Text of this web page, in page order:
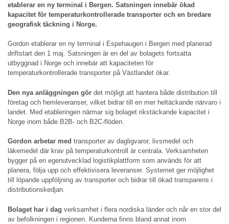
etablerar en ny terminal i Bergen. Satsningen innebär ökad
kapacitet för temperaturkontrollerade transporter och en bredare
geografisk täckning i Norge.
Gordon etablerar en ny terminal i Espehaugen i Bergen med planerad
driftstart den 1 maj. Satsningen är en del av bolagets fortsatta
utbyggnad i Norge och innebär att kapaciteten för
temperaturkontrollerade transporter på Västlandet ökar.
Den nya anläggningen gör det möjligt att hantera både distribution till
företag och hemleveranser, vilket bidrar till en mer heltäckande närvaro i
landet. Med etableringen närmar sig bolaget rikstäckande kapacitet i
Norge inom både B2B- och B2C-flöden.
Gordon arbetar med transporter av dagligvaror, livsmedel och
läkemedel där krav på temperaturkontroll är centrala. Verksamheten
bygger på en egenutvecklad logistikplattform som används för att
planera, följa upp och effektivisera leveranser. Systemet ger möjlighet
till löpande uppföljning av transporter och bidrar till ökad transparens i
distributionskedjan.
Bolaget har i dag verksamhet i flera nordiska länder och når en stor del
av befolkningen i regionen. Kunderna finns bland annat inom